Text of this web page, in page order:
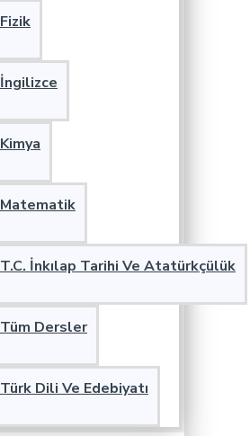
Fizik
İngilizce
Kimya
Matematik
T.C. İnkılap Tarihi Ve Atatürkçülük
Tüm Dersler
Türk Dili Ve Edebiyatı